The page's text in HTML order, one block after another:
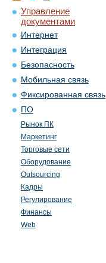
Управление
документами
Интернет
Интеграция
Безопасность
Мобильная связь
Фиксированная связь
ПО
Рынок ПК
Маркетинг
Торговые сети
Оборудование
Outsourcing
Кадры
Регулирование
Финансы
Web